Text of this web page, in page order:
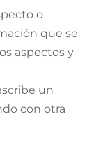
o
que se
aspectos y
un
con otra